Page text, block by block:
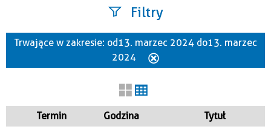
Filtry
Szukana fraza
Trwające w zakresie: od 13. marzec 2024 do 13. marzec
2024
Termin Godzina Tytuł